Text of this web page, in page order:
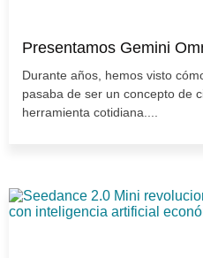
Presentamos Gemini
Durante años, hemos visto
pasaba de ser un concepto de
herramienta cotidiana....